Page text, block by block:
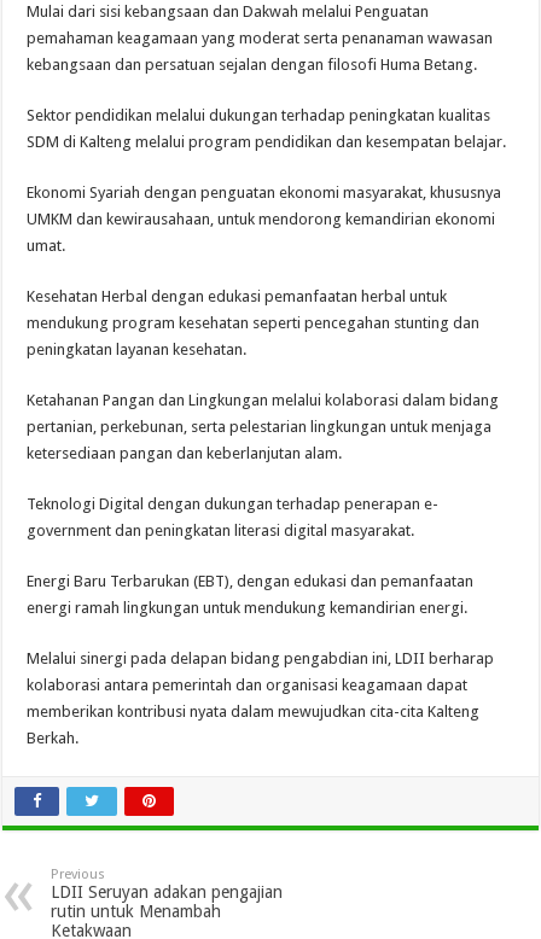
Mulai dari sisi kebangsaan dan Dakwah melalui Penguatan
pemahaman keagamaan yang moderat serta penanaman wawasan
kebangsaan dan persatuan sejalan dengan filosofi Huma Betang.
Sektor pendidikan melalui dukungan terhadap peningkatan kualitas
SDM di Kalteng melalui program pendidikan dan kesempatan belajar.
Ekonomi Syariah dengan penguatan ekonomi masyarakat, khususnya
UMKM dan kewirausahaan, untuk mendorong kemandirian ekonomi
umat.
Kesehatan Herbal dengan edukasi pemanfaatan herbal untuk
mendukung program kesehatan seperti pencegahan stunting dan
peningkatan layanan kesehatan.
Ketahanan Pangan dan Lingkungan melalui kolaborasi dalam bidang
pertanian, perkebunan, serta pelestarian lingkungan untuk menjaga
ketersediaan pangan dan keberlanjutan alam.
Teknologi Digital dengan dukungan terhadap penerapan e-
government dan peningkatan literasi digital masyarakat.
Energi Baru Terbarukan (EBT), dengan edukasi dan pemanfaatan
energi ramah lingkungan untuk mendukung kemandirian energi.
Melalui sinergi pada delapan bidang pengabdian ini, LDII berharap
kolaborasi antara pemerintah dan organisasi keagamaan dapat
memberikan kontribusi nyata dalam mewujudkan cita-cita Kalteng
Berkah.
Previous
LDII Seruyan adakan pengajian
rutin untuk Menambah
Ketakwaan